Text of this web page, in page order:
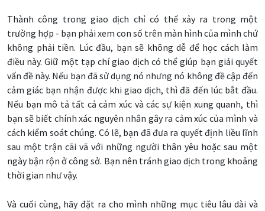
Thành công trong giao dịch chỉ có thể xảy ra trong một
trường hợp - bạn phải xem con số trên màn hình của mình chứ
không phải tiền. Lúc đầu, bạn sẽ không dễ để học cách làm
điều này. Giữ một tạp chí giao dịch có thể giúp bạn giải quyết
vấn đề này. Nếu bạn đã sử dụng nó nhưng nó không đề cập đến
cảm giác bạn nhận được khi giao dịch, thì đã đến lúc bắt đầu.
Nếu bạn mô tả tất cả cảm xúc và các sự kiện xung quanh, thì
bạn sẽ biết chính xác nguyên nhân gây ra cảm xúc của mình và
cách kiểm soát chúng. Có lẽ, bạn đã đưa ra quyết định liều lĩnh
sau một trận cãi vã với những người thân yêu hoặc sau một
ngày bận rộn ở công sở. Bạn nên tránh giao dịch trong khoảng
thời gian như vậy.
Và cuối cùng, hãy đặt ra cho mình những mục tiêu lâu dài và